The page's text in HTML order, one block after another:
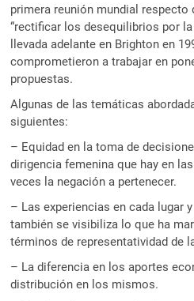
primera reunión mundial respecto
“rectificar los desequilibrios por
llevada adelante en Brighton en
comprometieron a trabajar en
propuestas.
Algunas de las temáticas
siguientes:
– Equidad en la toma de
dirigencia femenina que hay en
veces la negación a pertenecer.
– Las experiencias en cada lugar
también se visibiliza lo que ha
términos de representatividad de
– La diferencia en los aportes
distribución en los mismos.